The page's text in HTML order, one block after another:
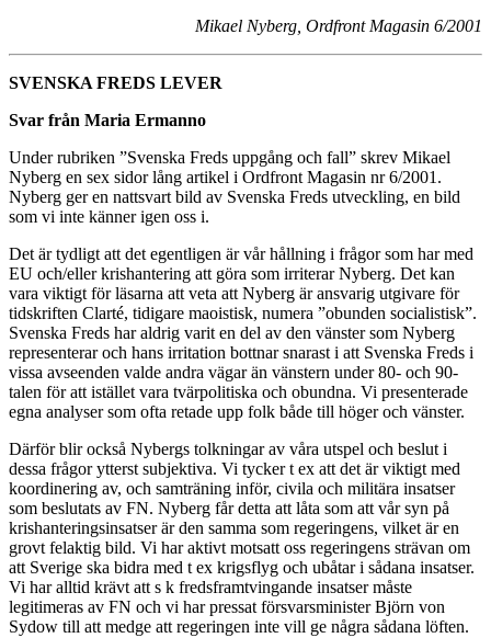
Mikael Nyberg, Ordfront Magasin 6/2001
SVENSKA FREDS LEVER
Svar från Maria Ermanno
Under rubriken ”Svenska Freds uppgång och fall” skrev Mikael
Nyberg en sex sidor lång artikel i Ordfront Magasin nr 6/2001.
Nyberg ger en nattsvart bild av Svenska Freds utveckling, en bild
som vi inte känner igen oss i.
Det är tydligt att det egentligen är vår hållning i frågor som har med
EU och/eller krishantering att göra som irriterar Nyberg. Det kan
vara viktigt för läsarna att veta att Nyberg är ansvarig utgivare för
tidskriften Clarté, tidigare maoistisk, numera ”obunden socialistisk”.
Svenska Freds har aldrig varit en del av den vänster som Nyberg
representerar och hans irritation bottnar snarast i att Svenska Freds i
vissa avseenden valde andra vägar än vänstern under 80- och 90-
talen för att istället vara tvärpolitiska och obundna. Vi presenterade
egna analyser som ofta retade upp folk både till höger och vänster.
Därför blir också Nybergs tolkningar av våra utspel och beslut i
dessa frågor ytterst subjektiva. Vi tycker t ex att det är viktigt med
koordinering av, och samträning inför, civila och militära insatser
som beslutats av FN. Nyberg får detta att låta som att vår syn på
krishanteringsinsatser är den samma som regeringens, vilket är en
grovt felaktig bild. Vi har aktivt motsatt oss regeringens strävan om
att Sverige ska bidra med t ex krigsflyg och ubåtar i sådana insatser.
Vi har alltid krävt att s k fredsframtvingande insatser måste
legitimeras av FN och vi har pressat försvarsminister Björn von
Sydow till att medge att regeringen inte vill ge några sådana löften.